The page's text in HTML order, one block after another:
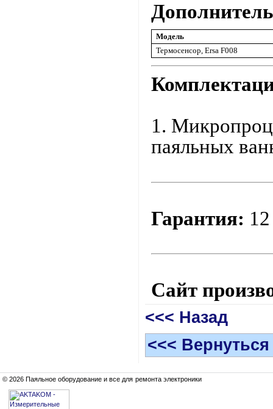
Модель
Термосенсор, Ersa F008
1.
паяльных
Гарантия:
Сайт
<<< Назад
<<<
© 2026 Паяльное оборудование и все для ремонта электроники